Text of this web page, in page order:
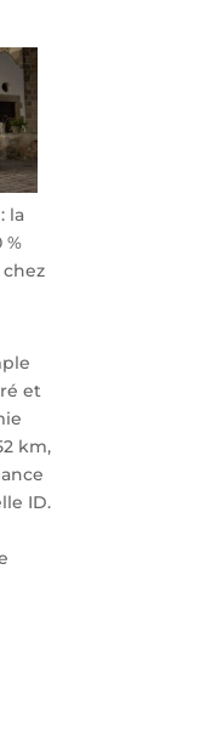
la
%
et
km,
ID.